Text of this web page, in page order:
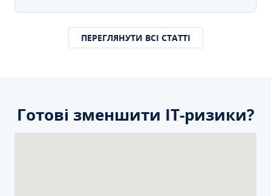
ПЕРЕГЛЯНУТИ ВСІ СТАТТІ
Готові зменшити ІТ-ризики?